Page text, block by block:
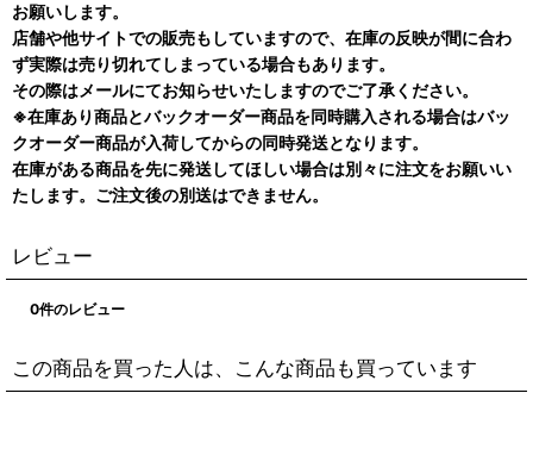
お願いします。
店舗や他サイトでの販売もしていますので、在庫の反映が間に合わ
ず実際は売り切れてしまっている場合もあります。
その際はメールにてお知らせいたしますのでご了承ください。
※在庫あり商品とバックオーダー商品を同時購入される場合はバッ
クオーダー商品が入荷してからの同時発送となります。
在庫がある商品を先に発送してほしい場合は別々に注文をお願いい
たします。ご注文後の別送はできません。
レビュー
0件のレビュー
この商品を買った人は、こんな商品も買っています